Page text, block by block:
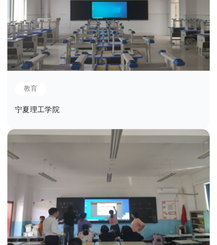
教育
宁夏理工学院